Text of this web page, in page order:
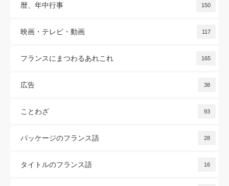
暦、年中行事 150
映画・テレビ・動画 117
フランスにまつわるあれこれ 165
広告 38
ことわざ 93
パッケージのフランス語 28
タイトルのフランス語 16